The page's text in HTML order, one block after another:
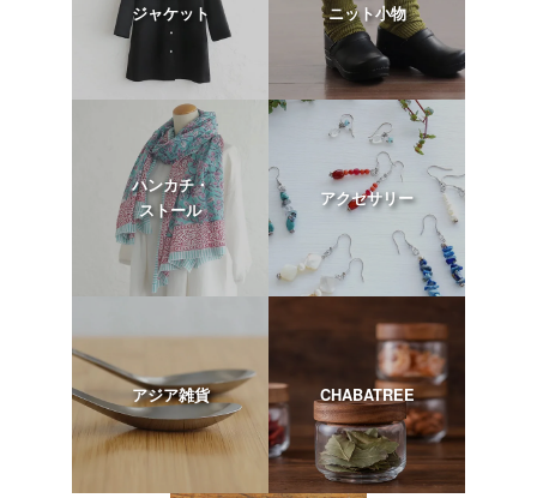
ジャケット
ニット小物
ハンカチ・
ストール
アクセサリー
アジア雑貨 CHABATREE